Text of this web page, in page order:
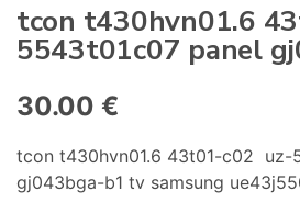
tcon t430hvn01.6
5543t01c07 panel
30.00 €
tcon t430hvn01.6 43t01-c02 uz-
gj043bga-b1 tv samsung